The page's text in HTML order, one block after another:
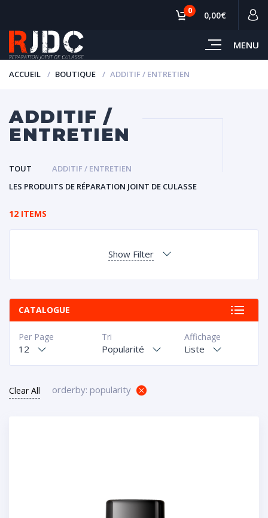
MENU
0 0,00€
ACCUEIL BOUTIQUE ADDITIF / ENTRETIEN
ADDITIF /
ENTRETIEN
TOUT
ADDITIF / ENTRETIEN
LES PRODUITS DE RÉPARATION JOINT DE CULASSE
12 ITEMS
Show Filter
CATALOGUE
Affichage
Liste
Tri
Popularité
Per Page
12
Clear All orderby: popularity